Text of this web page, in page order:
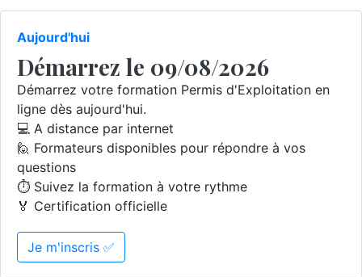
Aujourd'hui
Démarrez le 09/08/2026
Démarrez votre formation Permis d'Exploitation en
ligne dès aujourd'hui.
💻 A distance par internet
🙋 Formateurs disponibles pour répondre à vos
questions
⏱️ Suivez la formation à votre rythme
🏅 Certification officielle
Je m'inscris ✅